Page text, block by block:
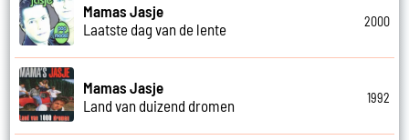
Mamas Jasje
Laatste dag van de lente
2000
Mamas Jasje
Land van duizend dromen
1992